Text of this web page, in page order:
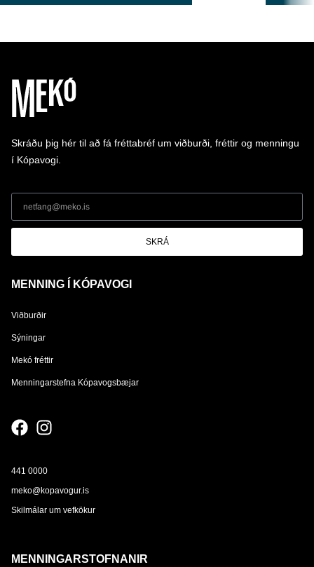
Skráðu þig hér til að fá fréttabréf um viðburði, fréttir og menningu
í Kópavogi.
SKRÁ
MENNING Í KÓPAVOGI
Viðburðir
Sýningar
Mekó fréttir
Menningarstefna Kópavogsbæjar
441 0000
meko@kopavogur.is
Skilmálar um vefkökur
MENNINGARSTOFNANIR